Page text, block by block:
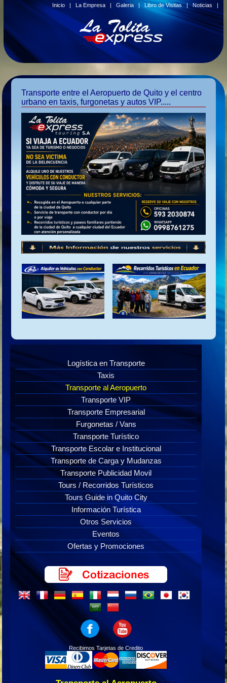
Inicio |La Empresa |Galeria |Libro de Visitas|Noticias |
Transporte entre el Aeropuerto de Quito y el centro
urbano en taxis, furgonetas y autos VIP.....
Logística en Transporte
Taxis
Transporte al Aeropuerto
Transporte VIP
Transporte Empresarial
Furgonetas / Vans
Transporte Turístico
Transporte Escolar e Institucional
Transporte de Carga y Mudanzas
Transporte Publicidad Movil
Tours / Recorridos Turísticos
Tours Guide in Quito City
Información Turística
Otros Servicios
Eventos
Ofertas y Promociones
Recibimos Tarjetas de Credito